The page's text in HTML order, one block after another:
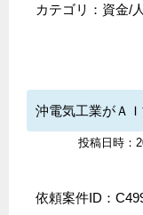
カテゴリ： 資金/
沖電気工業がＡ
投稿日時：
依頼案件ID：